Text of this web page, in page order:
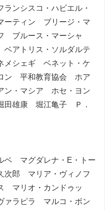
ンシスコ・ハビエル・
ーティン ブリージ・マ
ブルース・マーシャ
アトリス・ソルダルテ
シェギ ベネット・ケ
ン 平和教育協会 ホア
ン・マシア ホセ・ヨン
田雄康 堀江亀子 Ｐ．
ベ マグダレナ・E・トー
郎 マリア・ヴィノフ
マリオ・カンドゥッ
ァラピラ マルコ・ボン